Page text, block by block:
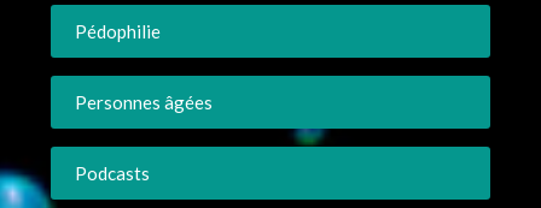
Pédophilie
Personnes âgées
Podcasts